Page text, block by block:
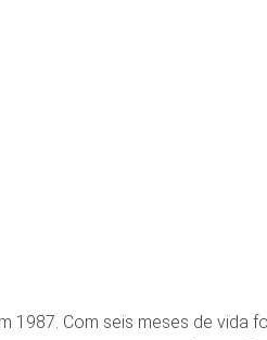
1987. Com seis meses de vida